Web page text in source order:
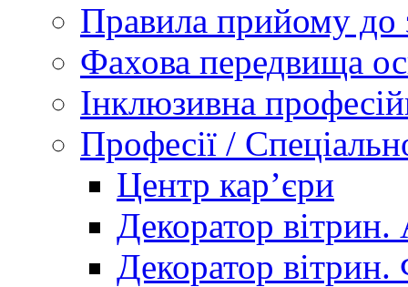
Правила прийому до
Фахова передвища
Інклюзивна
Професії /
Центр кар’єри
Декоратор вітрин.
Декоратор вітрин.